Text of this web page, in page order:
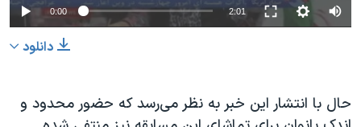
0:00 2:01
دانلود
حال با انتشار این خبر به نظر می‌رسد که حضور محدود و